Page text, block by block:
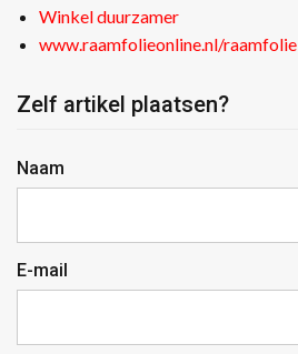
Winkel duurzamer
www.raamfolieonline.nl/raamfolie
Zelf artikel plaatsen?
Naam
E-mail